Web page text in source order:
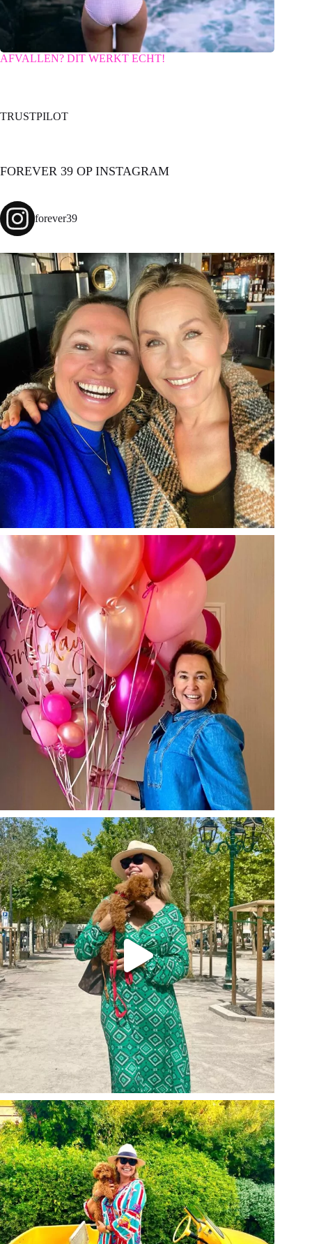
AFVALLEN? DIT WERKT ECHT!
TRUSTPILOT
FOREVER 39 OP INSTAGRAM
forever39